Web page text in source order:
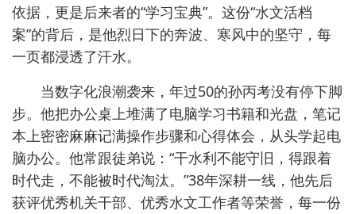
依据，更是后来者的“学习宝典”。这份“水文活档
案”的背后，是他烈日下的奔波、寒风中的坚守，每
一页都浸透了汗水。
当数字化浪潮袭来，年过50的孙丙考没有停下脚
步。他把办公桌上堆满了电脑学习书籍和光盘，笔记
本上密密麻麻记满操作步骤和心得体会，从头学起电
脑办公。他常跟徒弟说：“干水利不能守旧，得跟着
时代走，不能被时代淘汰。”38年深耕一线，他先后
获评优秀机关干部、优秀水文工作者等荣誉，每一份